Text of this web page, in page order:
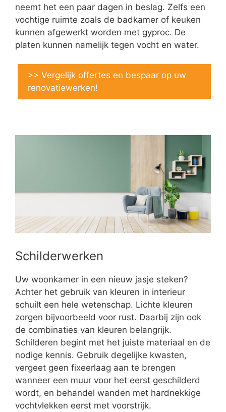
neemt het een paar dagen in beslag. Zelfs een
vochtige ruimte zoals de badkamer of keuken
kunnen afgewerkt worden met gyproc. De
platen kunnen namelijk tegen vocht en water.
>> Vergelijk offertes en bespaar op uw
renovatiewerken!
Schilderwerken
Uw woonkamer in een nieuw jasje steken?
Achter het gebruik van kleuren in interieur
schuilt een hele wetenschap. Lichte kleuren
zorgen bijvoorbeeld voor rust. Daarbij zijn ook
de combinaties van kleuren belangrijk.
Schilderen begint met het juiste materiaal en de
nodige kennis. Gebruik degelijke kwasten,
vergeet geen fixeerlaag aan te brengen
wanneer een muur voor het eerst geschilderd
wordt, en behandel wanden met hardnekkige
vochtvlekken eerst met voorstrijk.